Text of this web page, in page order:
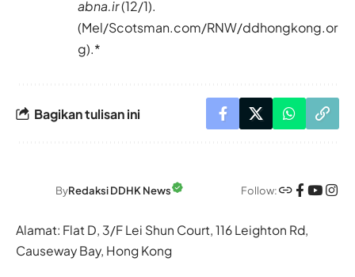
abna.ir(12/1).
(Mel/Scotsman.com/RNW/ddhongkong.or
g).*
Bagikan tulisan ini
ByRedaksi DDHK News Follow:
Alamat: Flat D, 3/F Lei Shun Court, 116 Leighton Rd,
Causeway Bay, Hong Kong